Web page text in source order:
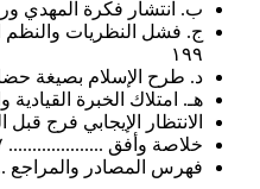
ب. انتشار فكرة المهدي ورواجها
ج. فشل النظريات والنظم
د. طرح الإسلام بصيغة حضارية
هـ. امتلاك الخبرة القيادية
الانتظار الإيجابي فرج قبل الفرج
خلاصة وأفق .................... ٢٠٧
فهرس المصادر والمراجع